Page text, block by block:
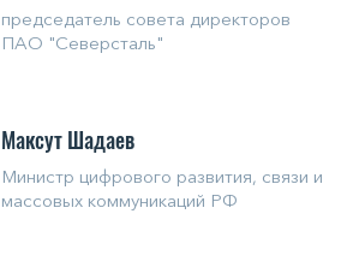
председатель совета директоров
ПАО "Северсталь"
Максут Шадаев
Министр цифрового развития, связи и
массовых коммуникаций РФ